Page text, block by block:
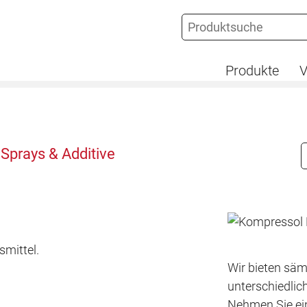
Produkte
& Additive
Wir bieten